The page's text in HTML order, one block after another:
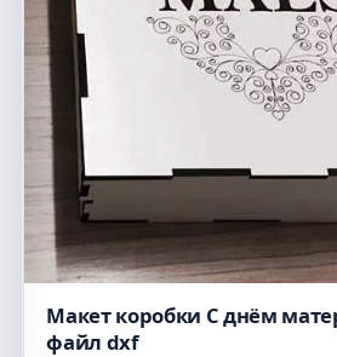
Макет коробки С днём
файл dxf